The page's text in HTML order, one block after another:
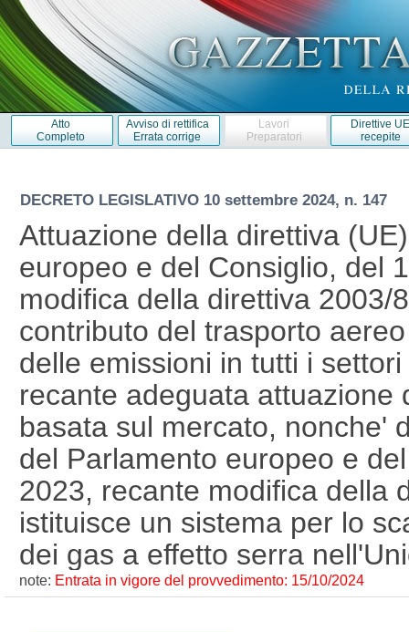
Atto
Completo
Avviso di rettifica
Errata corrige
Lavori
Preparatori
Direttive
recepite
DECRETO LEGISLATIVO 10 settembre 2024, n. 147
Attuazione della direttiva
europeo e del Consiglio, del
modifica della direttiva 2003/
contributo del trasporto
delle emissioni in tutti i
recante adeguata attuazione
basata sul mercato, nonche'
del Parlamento europeo e
2023, recante modifica della
istituisce un sistema per lo
dei gas a effetto serra
2015/1814, relativa
note: Entrata in vigore del provvedimento: 15/10/2024